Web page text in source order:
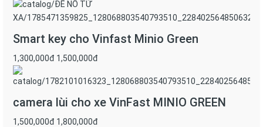
TEBOOL S6 – AIR FRESHENER PLASMA SYSTEM là
Smart key cho Vinfast Minio Green
1,300,000đ 1,500,000đ
camera lùi cho xe VinFast MINIO GREEN
1,500,000đ 1,800,000đ